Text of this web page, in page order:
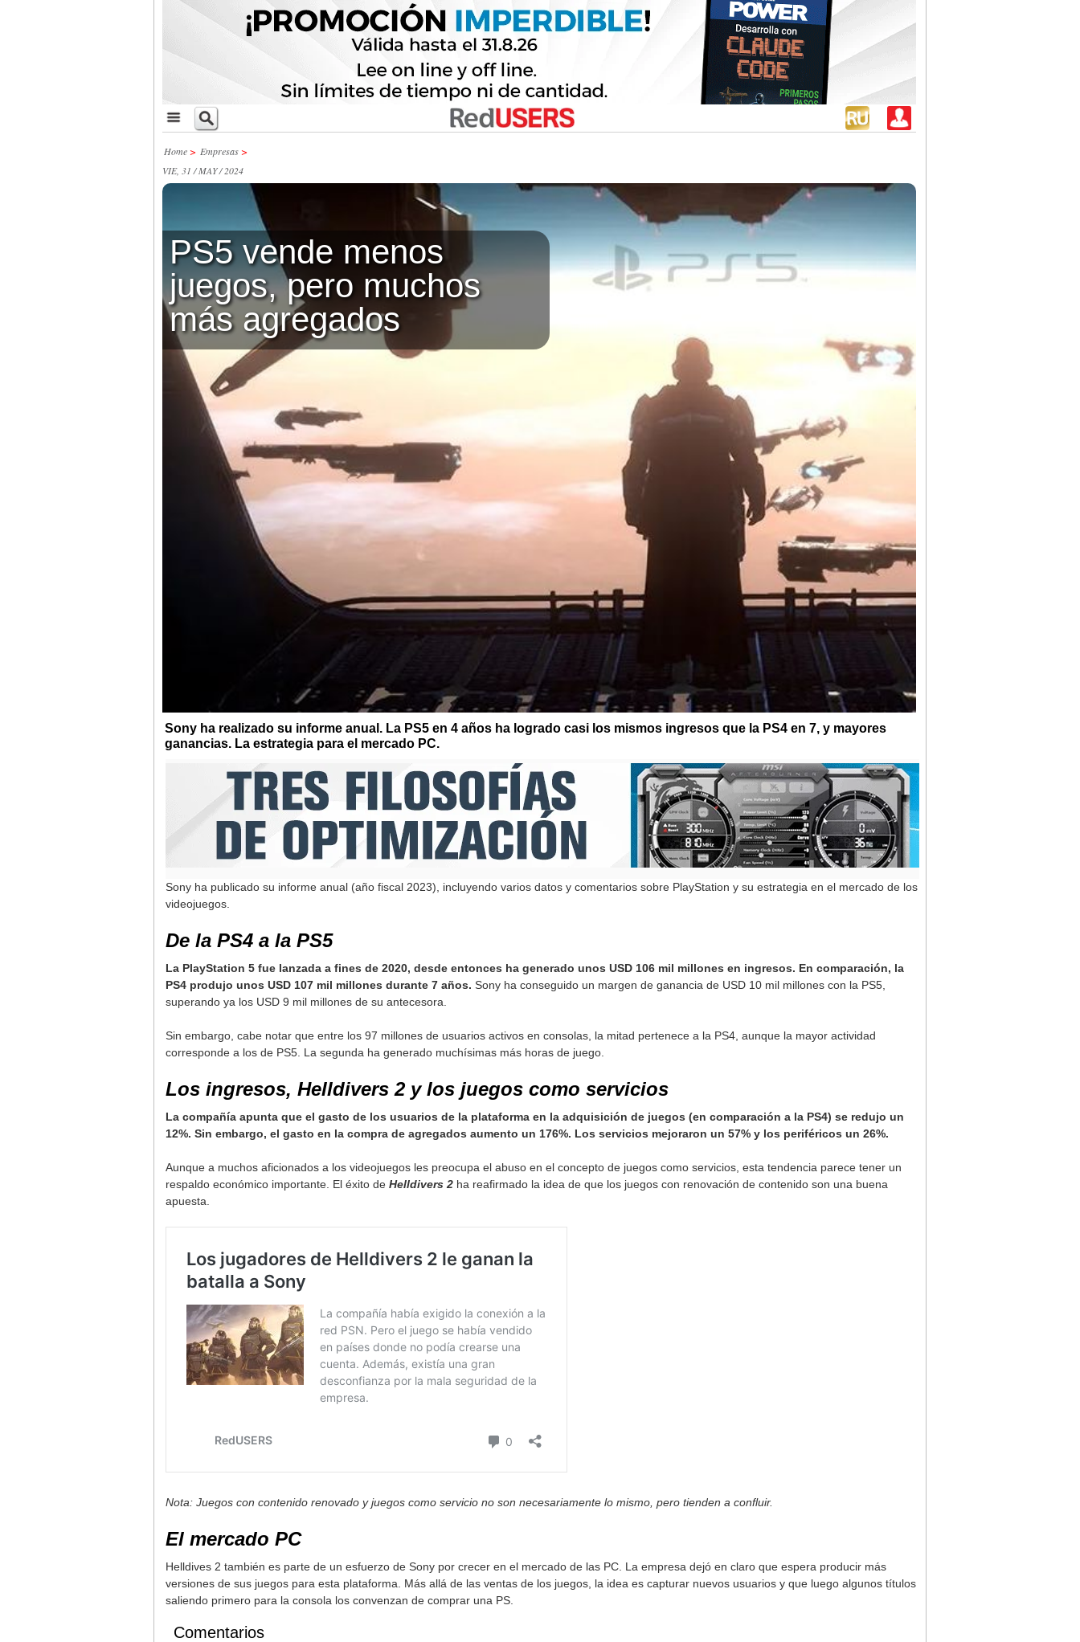
Home> Empresas>
VIE, 31 / MAY / 2024
PS5 vende menos
juegos, pero muchos
más agregados
Sony ha realizado su informe anual. La PS5 en 4 años ha logrado casi los mismos ingresos que la PS4 en 7, y mayores
ganancias. La estrategia para el mercado PC.
Sony ha publicado su informe anual (año fiscal 2023), incluyendo varios datos y comentarios sobre PlayStation y su estrategia en el mercado de los
videojuegos.
De la PS4 a la PS5
La PlayStation 5 fue lanzada a fines de 2020, desde entonces ha generado unos USD 106 mil millones en ingresos. En comparación, la
PS4 produjo unos USD 107 mil millones durante 7 años. Sony ha conseguido un margen de ganancia de USD 10 mil millones con la PS5,
superando ya los USD 9 mil millones de su antecesora.
Sin embargo, cabe notar que entre los 97 millones de usuarios activos en consolas, la mitad pertenece a la PS4, aunque la mayor actividad
corresponde a los de PS5. La segunda ha generado muchísimas más horas de juego.
Los ingresos, Helldivers 2 y los juegos como servicios
La compañía apunta que el gasto de los usuarios de la plataforma en la adquisición de juegos (en comparación a la PS4) se redujo un
12%. Sin embargo, el gasto en la compra de agregados aumento un 176%. Los servicios mejoraron un 57% y los periféricos un 26%.
Aunque a muchos aficionados a los videojuegos les preocupa el abuso en el concepto de juegos como servicios, esta tendencia parece tener un
respaldo económico importante. El éxito de Helldivers 2 ha reafirmado la idea de que los juegos con renovación de contenido son una buena
apuesta.
Nota: Juegos con contenido renovado y juegos como servicio no son necesariamente lo mismo, pero tienden a confluir.
El mercado PC
Helldives 2 también es parte de un esfuerzo de Sony por crecer en el mercado de las PC. La empresa dejó en claro que espera producir más
versiones de sus juegos para esta plataforma. Más allá de las ventas de los juegos, la idea es capturar nuevos usuarios y que luego algunos títulos
saliendo primero para la consola los convenzan de comprar una PS.
Comentarios